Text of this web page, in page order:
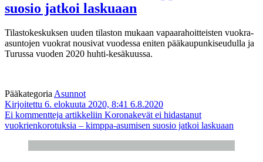
suosio jatkoi laskuaan
Tilastokeskuksen uuden tilaston mukaan vapaarahoitteisten vuokra-
asuntojen vuokrat nousivat vuodessa eniten pääkaupunkiseudulla ja
Turussa vuoden 2020 huhti-kesäkuussa.
PääkategoriaAsunnot
Kirjoitettu 6. elokuuta 2020, 8:41 6.8.2020
Ei kommentteja artikkeliin Koronakevät ei hidastanut
vuokrienkorotuksia – kimppa-asumisen suosio jatkoi laskuaan